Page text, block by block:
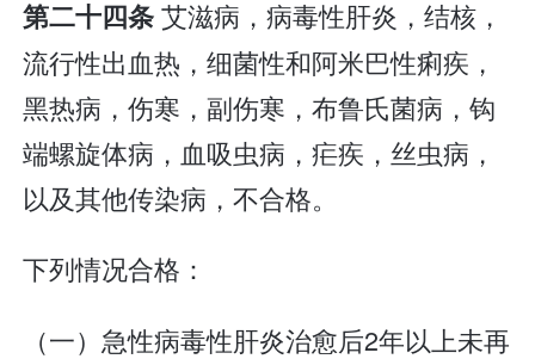
第二十四条艾滋病，病毒性肝炎，结核，
流行性出血热，细菌性和阿米巴性痢疾，
黑热病，伤寒，副伤寒，布鲁氏菌病，钩
端螺旋体病，血吸虫病，疟疾，丝虫病，
以及其他传染病，不合格。
下列情况合格：
（一）急性病毒性肝炎治愈后2年以上未再